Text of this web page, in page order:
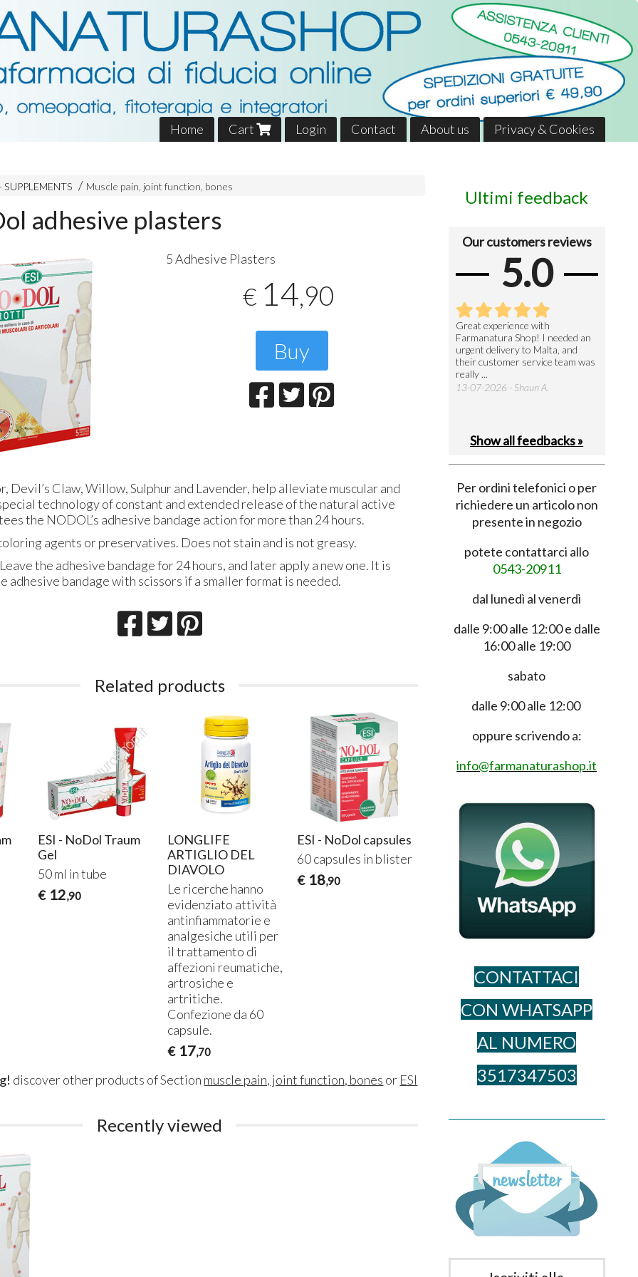
Home Cart Login Contact About us Privacy & Cookies
Muscle pain, joint function, bones
adhesive plasters
5 Adhesive Plasters
€ 14,90
Buy
Devil’s Claw, Willow, Sulphur and Lavender, help alleviate muscular and
technology of constant and extended release of the natural active
the NODOL’s adhesive bandage action for more than 24 hours.
agents or preservatives. Does not stain and is not greasy.
the adhesive bandage for 24 hours, and later apply a new one. It is
adhesive bandage with scissors if a smaller format is needed.
Related products
ESI - NoDol Traum
Gel
50 ml in tube
€ 12,90
LONGLIFE
ARTIGLIO DEL
DIAVOLO
Le ricerche hanno
evidenziato attività
antinfiammatorie e
analgesiche utili per
il trattamento di
affezioni reumatiche,
artrosiche e
artritiche.
Confezione da 60
capsule.
€ 17,70
ESI - NoDol capsules
60 capsules in blister
€ 18,90
ESI - NoDol Devil's
100 ml in tube
ESI - NoDol
50 ml in tube
discover other products of Section muscle pain, joint function, bones or ESI
Recently viewed
Ultimi feedback
Our customers reviews
5.0
Great experience with
Farmanatura Shop! I needed an
urgent delivery to Malta, and
their customer service team was
really ...
13-07-2026 - Shaun A.
Show all feedbacks »
Per ordini telefonici o per
richiedere un articolo non
presente in negozio
potete contattarci allo
0543-20911
dal lunedì al venerdì
dalle 9:00 alle 12:00 e dalle
16:00 alle 19:00
sabato
dalle 9:00 alle 12:00
oppure scrivendo a:
info@farmanaturashop.it
CONTATTACI
CON WHATSAPP
AL NUME​RO
3517347503